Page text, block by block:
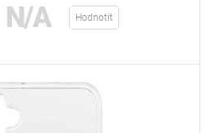
N/A Hodnotit